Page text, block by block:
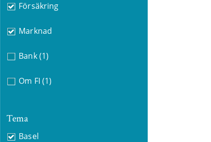
Försäkring
Marknad
Bank (1)
Om FI (1)
Tema
Basel